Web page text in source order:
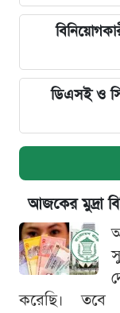
ডিএসই ও
আজকের মুদ্রা
করেছি। তবে